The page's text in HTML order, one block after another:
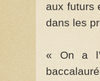
aux futurs
dans les
« On a